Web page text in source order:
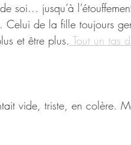
soi… jusqu’à
de la fille toujours
et être plus. Tout un tas
vide, triste, en colère.